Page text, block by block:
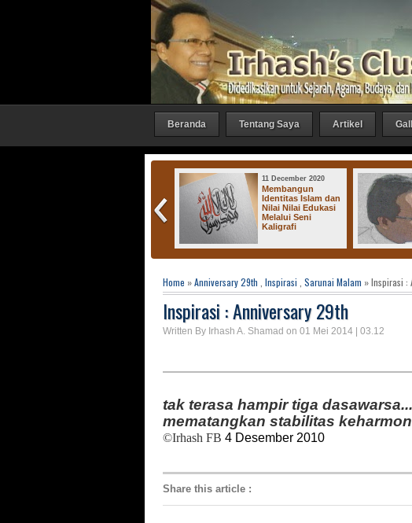
Beranda Tentang Saya Artikel
11 December 2020
Membangun
Identitas Islam dan
Nilai Nilai Edukasi
Melalui Seni
Kaligrafi
Home »Anniversary 29th Inspirasi Sarunai Malam » Inspirasi :
Inspirasi : Anniversary 29th
Written By Irhash A. Shamad on 01 Mei 2014 | 03.12
tak terasa hampir tiga
mematangkan stabilitas
©Irhash FB 4 Desember 2010
Share this article :